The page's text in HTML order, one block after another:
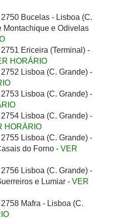
Bucelas - Lisboa (C.
Montachique e Odivelas
Ericeira (Terminal) -
HORÁRIO
Lisboa (C. Grande) -
Lisboa (C. Grande) -
Lisboa (C. Grande) -
HORÁRIO
Lisboa (C. Grande) -
do Forno - VER
Lisboa (C. Grande) -
e Lumiar - VER
Mafra - Lisboa (C.